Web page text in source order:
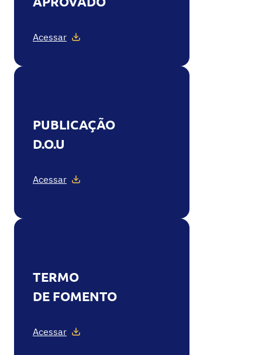
Acessar
PUBLICAÇÃO
D.O.U
Acessar
TERMO
DE FOMENTO
Acessar